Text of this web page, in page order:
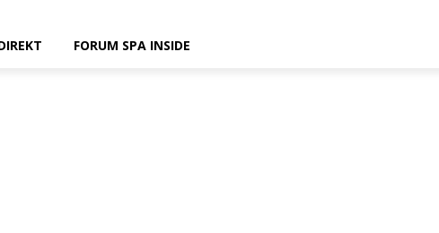
FORUM SPA INSIDE